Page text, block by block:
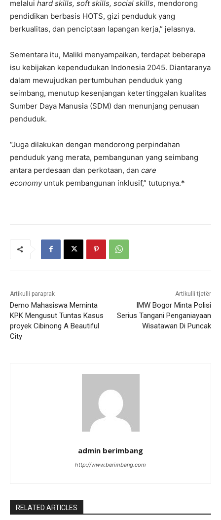
melalui hard skills, soft skills, social skills, mendorong
pendidikan berbasis HOTS, gizi penduduk yang
berkualitas, dan penciptaan lapangan kerja,” jelasnya.
Sementara itu, Maliki menyampaikan, terdapat beberapa
isu kebijakan kependudukan Indonesia 2045. Diantaranya
dalam mewujudkan pertumbuhan penduduk yang
seimbang, menutup kesenjangan ketertinggalan kualitas
Sumber Daya Manusia (SDM) dan menunjang penuaan
penduduk.
“Juga dilakukan dengan mendorong perpindahan
penduduk yang merata, pembangunan yang seimbang
antara perdesaan dan perkotaan, dan care
economy untuk pembangunan inklusif,” tutupnya.*
Artikulli paraprak
Demo Mahasiswa Meminta
KPK Mengusut Tuntas Kasus
proyek Cibinong A Beautiful
City
Artikulli tjetër
IMW Bogor Minta Polisi
Serius Tangani Penganiayaan
Wisatawan Di Puncak
admin berimbang
http://www.berimbang.com
RELATED ARTICLES